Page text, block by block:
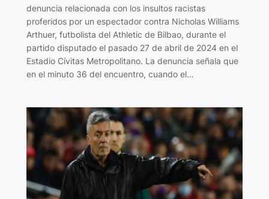
denuncia relacionada con los insultos racistas
proferidos por un espectador contra Nicholas Williams
Arthuer, futbolista del Athletic de Bilbao, durante el
partido disputado el pasado 27 de abril de 2024 en el
Estadio Cívitas Metropolitano. La denuncia señala que
en el minuto 36 del encuentro, cuando el…